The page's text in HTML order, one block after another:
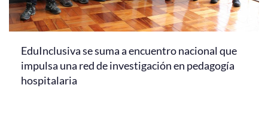
EduInclusiva se suma a encuentro nacional que
impulsa una red de investigación en pedagogía
hospitalaria